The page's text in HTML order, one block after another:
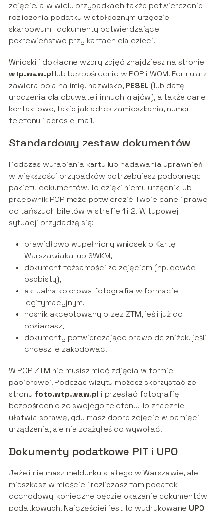
zdjęcie, a w wielu przypadkach także potwierdzenie
rozliczenia podatku w stołecznym urzędzie
skarbowym i dokumenty potwierdzające
pokrewieństwo przy kartach dla dzieci.
Wnioski i dokładne wzory zdjęć znajdziesz na stronie
wtp.waw.pl lub bezpośrednio w POP i WOM. Formularz
zawiera pola na imię, nazwisko, PESEL (lub datę
urodzenia dla obywateli innych krajów), a także dane
kontaktowe, takie jak adres zamieszkania, numer
telefonu i adres e-mail.
Standardowy zestaw dokumentów
Podczas wyrabiania karty lub nadawania uprawnień
w większości przypadków potrzebujesz podobnego
pakietu dokumentów. To dzięki niemu urzędnik lub
pracownik POP może potwierdzić Twoje dane i prawo
do tańszych biletów w strefie 1 i 2. W typowej
sytuacji przydadzą się:
prawidłowo wypełniony wniosek o Kartę
Warszawiaka lub SWKM,
dokument tożsamości ze zdjęciem (np. dowód
osobisty),
aktualna kolorowa fotografia w formacie
legitymacyjnym,
nośnik akceptowany przez ZTM, jeśli już go
posiadasz,
dokumenty potwierdzające prawo do zniżek, jeśli
chcesz je zakodować.
W POP ZTM nie musisz mieć zdjęcia w formie
papierowej. Podczas wizyty możesz skorzystać ze
strony foto.wtp.waw.pl i przesłać fotografię
bezpośrednio ze swojego telefonu. To znacznie
ułatwia sprawę, gdy masz dobre zdjęcie w pamięci
urządzenia, ale nie zdążyłeś go wywołać.
Dokumenty podatkowe PIT i UPO
Jeżeli nie masz meldunku stałego w Warszawie, ale
mieszkasz w mieście i rozliczasz tam podatek
dochodowy, konieczne będzie okazanie dokumentów
podatkowych. Najczęściej jest to wydrukowane UPO